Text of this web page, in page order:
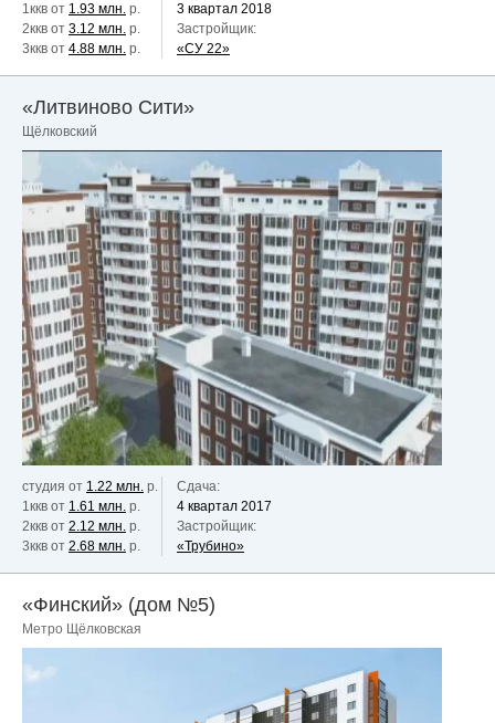
1ккв от 1.93 млн. р.
2ккв от 3.12 млн. р.
3ккв от 4.88 млн. р.
3 квартал 2018
Застройщик:
«СУ 22»
«Литвиново Сити»
Щёлковский
студия от 1.22 млн. р.
1ккв от 1.61 млн. р.
2ккв от 2.12 млн. р.
3ккв от 2.68 млн. р.
Сдача:
4 квартал 2017
Застройщик:
«Трубино»
«Финский» (дом №5)
Метро Щёлковская